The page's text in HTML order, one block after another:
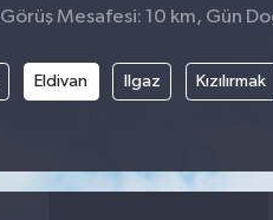
Görüş Mesafesi: 10 km, Gün
Eldivan Ilgaz Kızılırmak